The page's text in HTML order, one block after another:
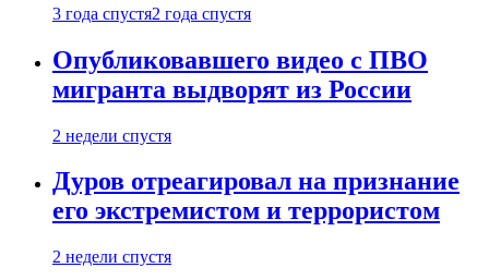
3 года спустя2 года спустя
Опубликовавшего видео с ПВО
мигранта выдворят из России
2 недели спустя
Дуров отреагировал на признание
его экстремистом и террористом
2 недели спустя